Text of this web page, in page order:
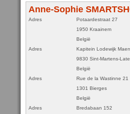
Anne-Sophie
Adres
Potaardestraat 27
1950 Kraainem
België
Adres
Kapitein Lodewijk
9830 Sint-Martens-
België
Adres
Rue de la Wastinne 21
1301 Bierges
België
Adres
Bredabaan 152